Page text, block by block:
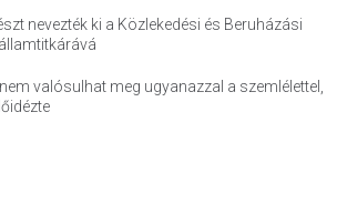
nevezték ki a Közlekedési és Beruházási
valósulhat meg ugyanazzal a szemlélettel,